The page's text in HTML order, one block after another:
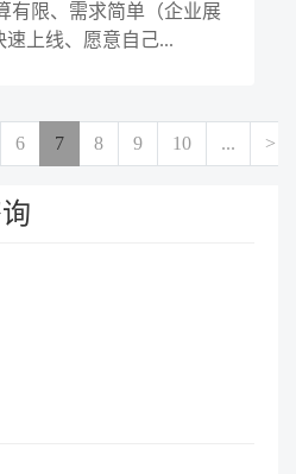
有限、需求简单（企业展
上线、愿意自己...
6 7 8 9 10 ... >